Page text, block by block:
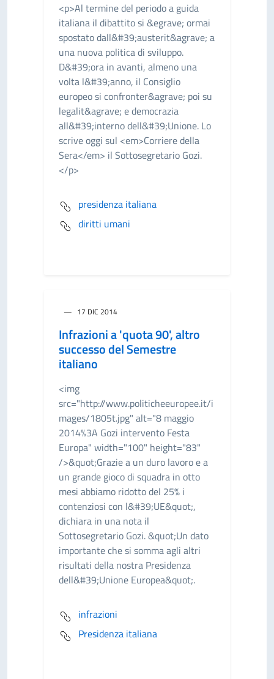
<p>Al termine del periodo a guida
italiana il dibattito si &egrave; ormai
spostato dall&#39;austerit&agrave; a
una nuova politica di sviluppo.
D&#39;ora in avanti, almeno una
volta l&#39;anno, il Consiglio
europeo si confronter&agrave; poi su
legalit&agrave; e democrazia
all&#39;interno dell&#39;Unione. Lo
scrive oggi sul <em>Corriere della
Sera</em> il Sottosegretario Gozi.
</p>
presidenza italiana
diritti umani
17 DIC 2014
Infrazioni a 'quota 90', altro
successo del Semestre
italiano
<img
src="http://www.politicheeuropee.it/i
mages/1805t.jpg" alt="8 maggio
2014%3A Gozi intervento Festa
Europa" width="100" height="83"
/>&quot;Grazie a un duro lavoro e a
un grande gioco di squadra in otto
mesi abbiamo ridotto del 25% i
contenziosi con l&#39;UE&quot;,
dichiara in una nota il
Sottosegretario Gozi. &quot;Un dato
importante che si somma agli altri
risultati della nostra Presidenza
dell&#39;Unione Europea&quot;.
infrazioni
Presidenza italiana